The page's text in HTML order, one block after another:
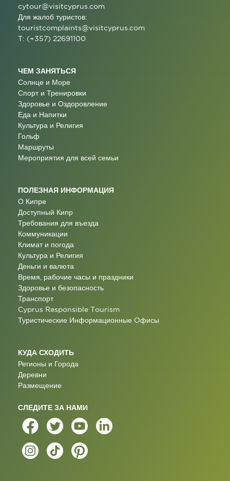
cytour@visitcyprus.com
Для жалоб туристов:
touristcomplaints@visitcyprus.com
T: (+357) 22691100
ЧЕМ ЗАНЯТЬСЯ
Солнце и Море
Спорт и Тренировки
Здоровье и Оздоровление
Еда и Напитки
Культура и Религия
Гольф
Маршруты
Мероприятия для всей семьи
ПОЛЕЗНАЯ ИНФОРМАЦИЯ
О Кипре
Доступный Кипр
Требования для въезда
Коммуникации
Климат и погода
Культура и Религия
Деньги и валюта
Время, рабочие часы и праздники
Здоровье и безопасность
Транспорт
Cyprus Responsible Tourism
Туристические Информационные Oфисы
КУДА СХОДИТЬ
Регионы и Города
Деревни
Размещение
СЛЕДИТЕ ЗА НАМИ